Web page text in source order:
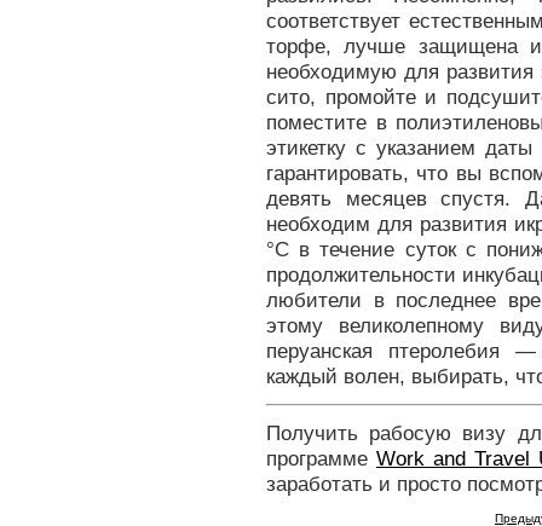
соответствует
торфе, лучше защищена и
необходимую для
сито, промойте и
поместите в
этикетку с указанием
гарантировать, что вы
девять месяцев спустя.
необходим для развития
°С в течение суток с
продолжительности
любители в последнее
этому великолепному
перуанская птеролебия
каждый волен, выбирать,
Получить рабосую визу
программе Work and Travel
заработать и просто